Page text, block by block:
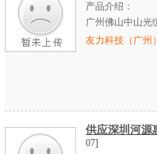
产品介绍：
广州佛山中山光
友力科技（广州
供应深圳河源
07]